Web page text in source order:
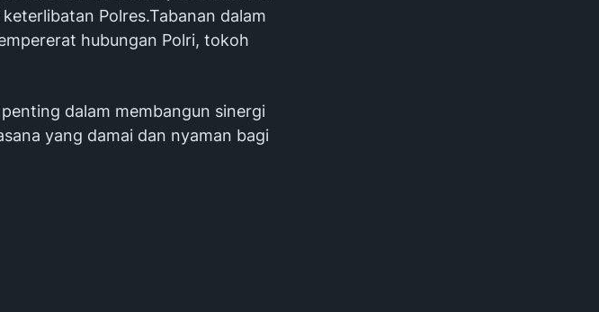
Polres.Tabanan dalam
hubungan Polri, tokoh
dalam membangun sinergi
yang damai dan nyaman bagi